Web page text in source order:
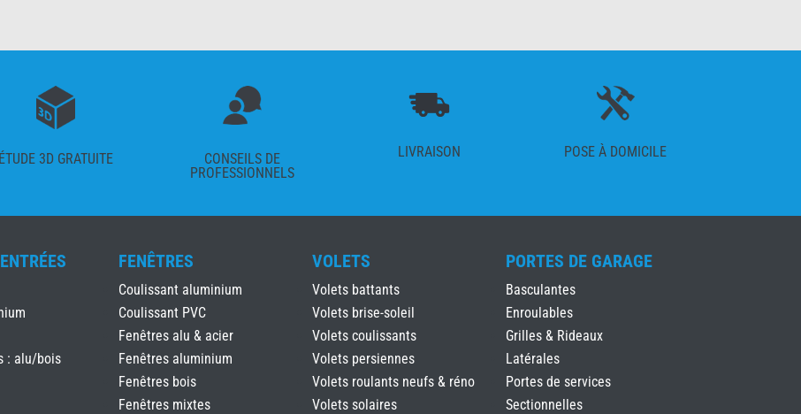
ÉTUDE 3D GRATUITE
CONSEILS DE
PROFESSIONNELS
LIVRAISON POSE À DOMICILE
: alu/bois
FENÊTRES
Coulissant aluminium
Coulissant PVC
Fenêtres alu & acier
Fenêtres aluminium
Fenêtres bois
Fenêtres mixtes
VOLETS
Volets battants
Volets brise-soleil
Volets coulissants
Volets persiennes
Volets roulants neufs & réno
Volets solaires
PORTES DE GARAGE
Basculantes
Enroulables
Grilles & Rideaux
Latérales
Portes de services
Sectionnelles